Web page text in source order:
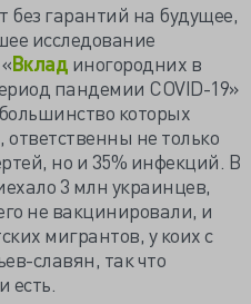
без гарантий на будущее,
исследование
Вклад иногородних в
пандемии COVID-19»
которых
не только
но и 35% инфекций. В
3 млн украинцев,
не вакцинировали, и
мигрантов, у коих с
славян, так что